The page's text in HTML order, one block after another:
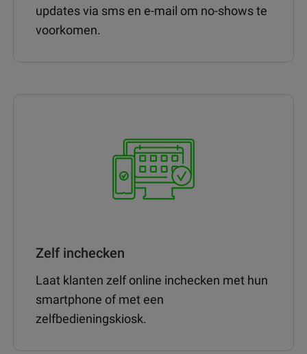
updates via sms en e-mail om no-shows te
voorkomen.
Zelf inchecken
Laat klanten zelf online inchecken met hun
smartphone of met een
zelfbedieningskiosk.